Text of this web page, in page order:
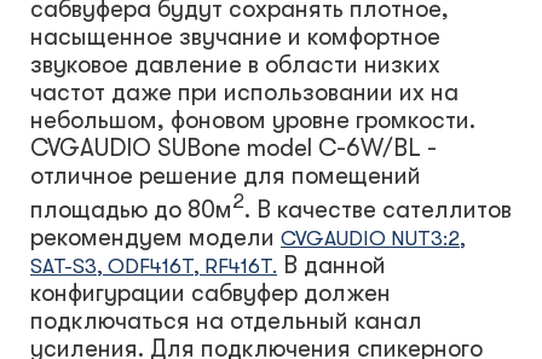
сабвуфера будут сохранять плотное,
насыщенное звучание и комфортное
звуковое давление в области низких
частот даже при использовании их на
небольшом, фоновом уровне громкости.
CVGAUDIO SUBone model С-6W/BL -
отличное решение для помещений
площадью до 80м2. В качестве сателлитов
рекомендуем модели CVGAUDIO NUT3:2,
SAT-S3, ODF416T, RF416T. В данной
конфигурации сабвуфер должен
подключаться на отдельный канал
усиления. Для подключения спикерного